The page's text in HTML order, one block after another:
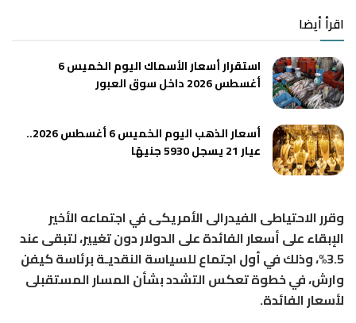
اقرأ أيضا
استقرار أسعار الأسماك اليوم الخميس 6
أغسطس 2026 داخل سوق العبور
أسعار الذهب اليوم الخميس 6 أغسطس 2026..
عيار 21 يسجل 5930 جنيهًا
وقرر الاحتياطى الفيدرالى الأمريكى في اجتماعه الأخير
الإبقاء على أسعار الفائدة على الدولار دون تغيير، لتبقى عند
3.5%، وذلك في أول اجتماع للسياسة النقديـة برئاسة كيفن
وارش، في خطوة تعكس التشدد بشأن المسار المستقبلى
لأسعار الفائدة.